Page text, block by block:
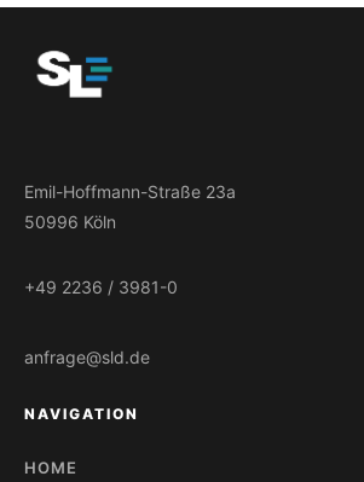
Emil-Hoffmann-Straße 23a
50996 Köln
+49 2236 / 3981-0
anfrage@sld.de
NAVIGATION
HOME